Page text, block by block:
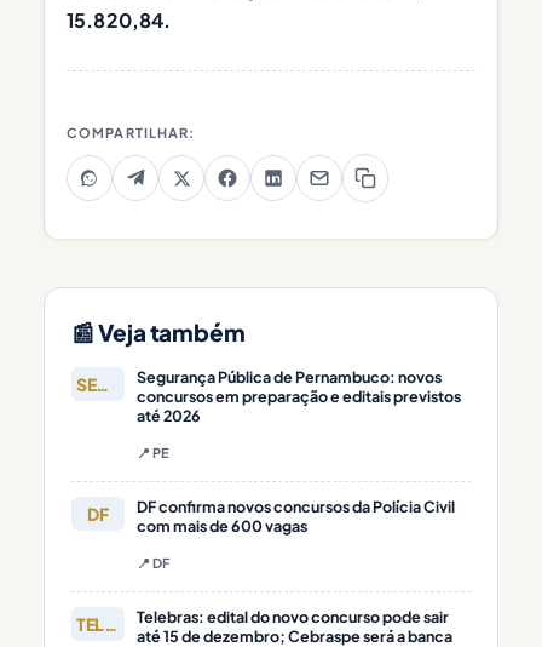
15.820,84.
COMPARTILHAR:
📰 Veja também
SEGURANÇA
Segurança Pública de Pernambuco: novos
concursos em preparação e editais previstos
até 2026
📍 PE
DF
DF confirma novos concursos da Polícia Civil
com mais de 600 vagas
📍 DF
TELEBRAS
Telebras: edital do novo concurso pode sair
até 15 de dezembro; Cebraspe será a banca